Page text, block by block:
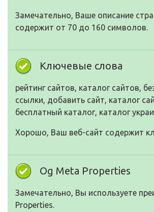
Замечательно, Ваше описание
содержит от 70 до 160 символов.
Ключевые слова
рейтинг сайтов, каталог сайтов,
ссылки, добавить сайт, каталог
бесплатный каталог, каталог
Хорошо, Ваш веб-сайт содержит
Og Meta Properties
Замечательно, Вы используете
Properties.